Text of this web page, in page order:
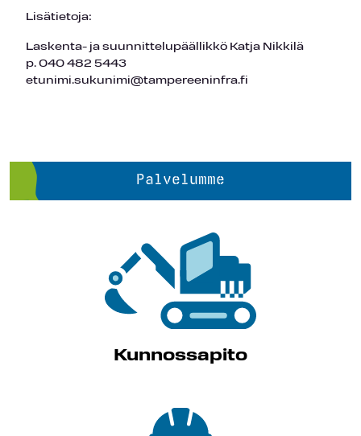
Lisätietoja:
Laskenta- ja suunnittelupäällikkö Katja Nikkilä
p. 040 482 5443
etunimi.sukunimi@tampereeninfra.fi
Palvelumme
Kunnossapito